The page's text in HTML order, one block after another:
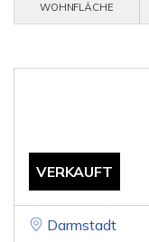
WOHNFLÄCHE
VERKAUFT
Darmstadt